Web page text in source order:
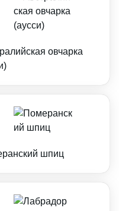
овчарка
шпиц